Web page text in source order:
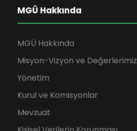
MGÜ Hakkında
MGÜ Hakkında
Misyon-Vizyon ve Değerlerimiz
Yönetim
Kurul ve Komisyonlar
Mevzuat